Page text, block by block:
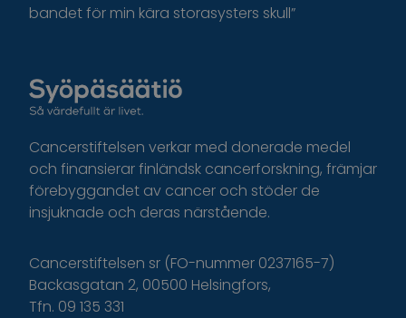
bandet för min kära storasysters skull”
Cancerstiftelsen verkar med donerade medel
och finansierar finländsk cancerforskning, främjar
förebyggandet av cancer och stöder de
insjuknade och deras närstående.
Cancerstiftelsen sr (FO-nummer 0237165-7)
Backasgatan 2, 00500 Helsingfors,
Tfn. 09 135 331